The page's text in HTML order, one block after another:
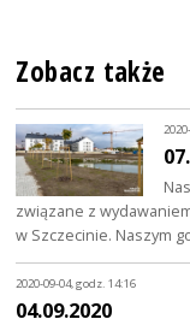
Zobacz także
związane z
w Szczecinie. Naszym
2020-09-04, godz. 14:16
04.09.2020